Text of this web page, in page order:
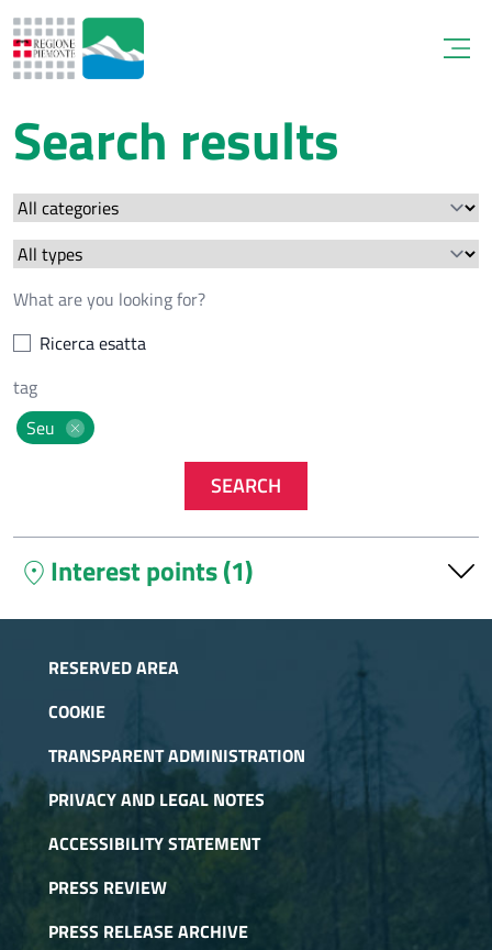
Search results
Ricerca esatta
Seu
SEARCH
location_onInterest points (1)
"Daniele Arlaud" refuge
facing a large panorama with the Gran Hoche, the
Vallonetto, and the Seguret. The refuge is a stop on the Via
Waldensians.
RESERVED AREA
COOKIE
TRANSPARENT ADMINISTRATION
PRIVACY AND LEGAL NOTES
ACCESSIBILITY STATEMENT
PRESS REVIEW
PRESS RELEASE ARCHIVE